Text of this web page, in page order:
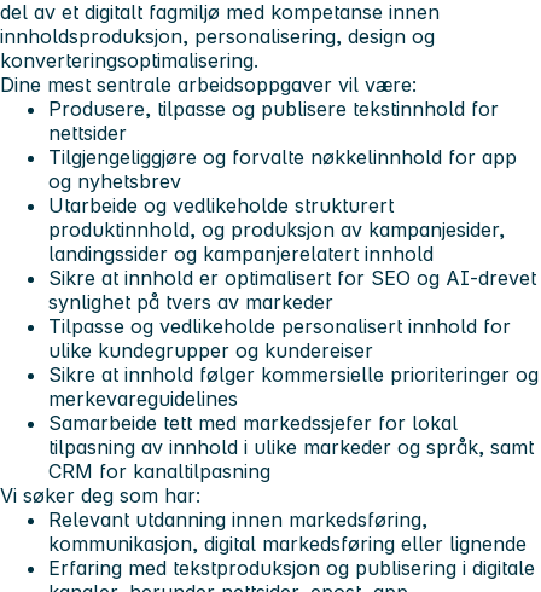
del av et digitalt fagmiljø med kompetanse innen
innholdsproduksjon, personalisering, design og
konverteringsoptimalisering.
Dine mest sentrale arbeidsoppgaver vil være:
Produsere, tilpasse og publisere tekstinnhold for
nettsider
Tilgjengeliggjøre og forvalte nøkkelinnhold for app
og nyhetsbrev
Utarbeide og vedlikeholde strukturert
produktinnhold, og produksjon av kampanjesider,
landingssider og kampanjerelatert innhold
Sikre at innhold er optimalisert for SEO og AI-drevet
synlighet på tvers av markeder
Tilpasse og vedlikeholde personalisert innhold for
ulike kundegrupper og kundereiser
Sikre at innhold følger kommersielle prioriteringer og
merkevareguidelines
Samarbeide tett med markedssjefer for lokal
tilpasning av innhold i ulike markeder og språk, samt
CRM for kanaltilpasning
Vi søker deg som har:
Relevant utdanning innen markedsføring,
kommunikasjon, digital markedsføring eller lignende
Erfaring med tekstproduksjon og publisering i digitale